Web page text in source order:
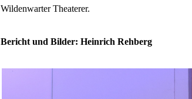
Wildenwarter Theaterer.
Bericht und Bilder: Heinrich Rehberg